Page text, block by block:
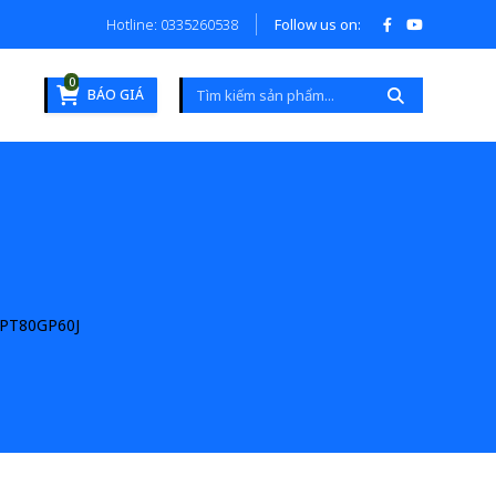
Hotline: 0335260538 Follow us on:
0
BÁO GIÁ